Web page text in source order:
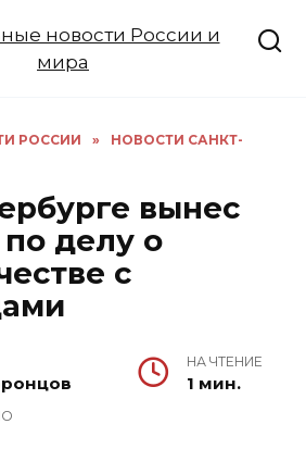
РОССИИ »
НОВОСТИ САНКТ-
вынес
делу о
с
НА ЧТЕНИЕ
1 мин.